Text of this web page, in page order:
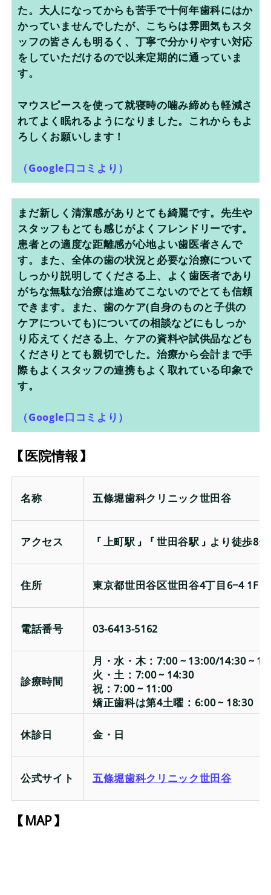
た。大人になってからも苦手で十何年歯科にはか
かっていませんでしたが、こちらは雰囲気もスタ
ッフの皆さんも明るく、丁寧で分かりやすい対応
をしていただけるので以来定期的に通っていま
す。
マウスピースを使って就寝時の噛み締めも軽減さ
れてよく眠れるようになりました。これからもよ
ろしくお願いします！
（Google口コミより）
まだ新しく清潔感がありとても綺麗です。先生や
スタッフもとても感じがよくフレンドリーです。
患者との適度な距離感が心地よい歯医者さんで
す。また、全体の歯の状況と必要な治療について
しっかり説明してくださる上、よく歯医者であり
がちな無駄な治療は進めてこないのでとても信頼
できます。また、歯のケア(自身のものと子供の
ケアについても)についての相談などにもしっか
り応えてくださる上、ケアの資料や試供品なども
くださりとても親切でした。治療から会計まで手
際もよくスタッフの連携もよく取れている印象で
す。
（Google口コミより）
【医院情報】
名称 五條堀歯科クリニック世田谷
アクセス 「上町駅」「世田谷駅」より徒歩8分
住所 東京都世田谷区世田谷4丁目6−4 1F
電話番号 03-6413-5162
診療時間
月・水・木：7:00～13:00/14:30～
火・土：7:00～14:30
祝：7:00～11:00
矯正歯科は第4土曜：6:00～18:30
休診日 金・日
公式サイト 五條堀歯科クリニック世田谷
【MAP】